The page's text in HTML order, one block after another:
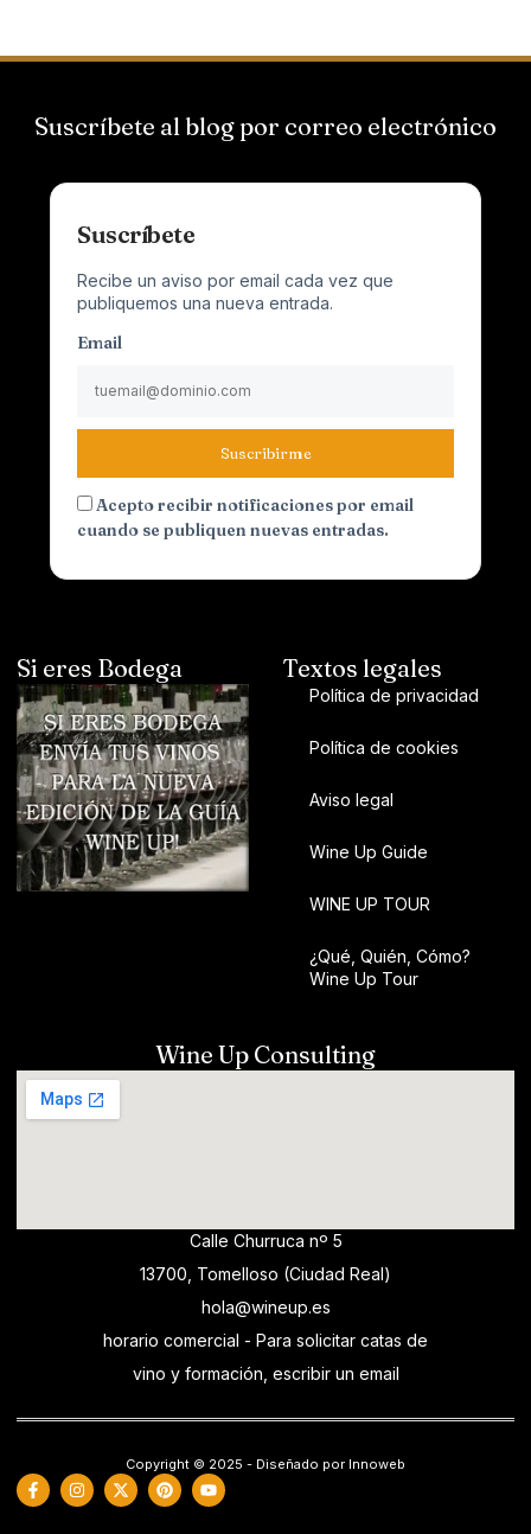
Suscríbete al blog por correo electrónico
Suscríbete
Recibe un aviso por email cada vez que
publiquemos una nueva entrada.
Email
Suscribirme
Acepto recibir notificaciones por email
cuando se publiquen nuevas entradas.
Si eres Bodega Textos legales
Política de privacidad
Política de cookies
Aviso legal
Wine Up Guide
WINE UP TOUR
¿Qué, Quién, Cómo?
Wine Up Tour
Wine Up Consulting
Calle Churruca nº 5
13700, Tomelloso (Ciudad Real)
hola@wineup.es
horario comercial - Para solicitar catas de
vino y formación, escribir un email
Copyright © 2025 - Diseñado por Innoweb